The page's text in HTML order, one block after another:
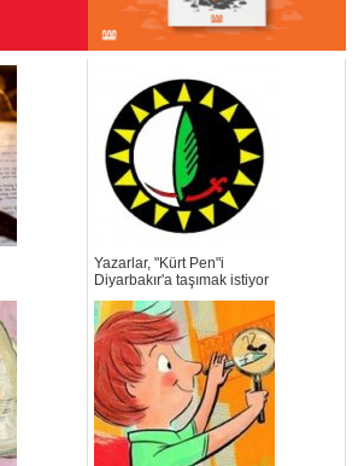
Yazarlar, "Kürt Pen"i
Diyarbakır'a taşımak istiyor